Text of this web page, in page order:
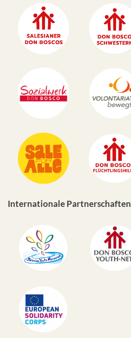
Internationale Partnerschaften